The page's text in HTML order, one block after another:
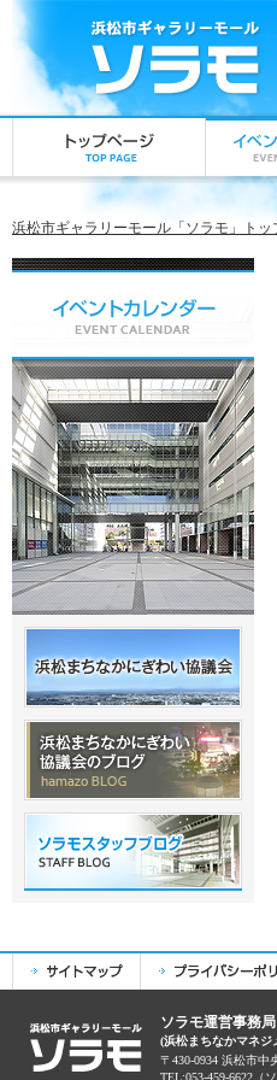
浜松市ギャラリーモール「ソラモ」トッ
ソラモ運営事務局
(浜松まちなかマネジ
〒430-0934 浜松市中
TEL:053-459-6622（